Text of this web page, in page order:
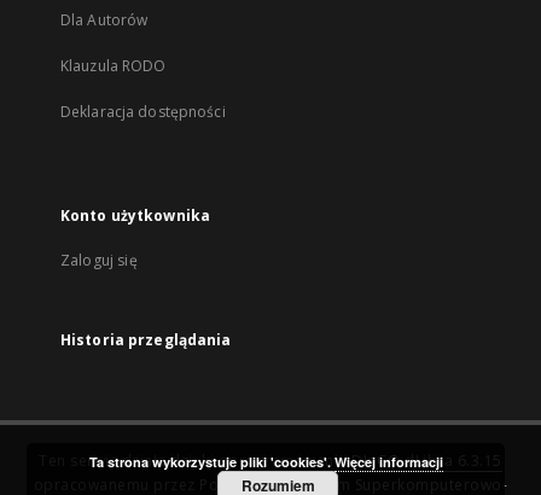
Dla Autorów
Klauzula RODO
Deklaracja dostępności
Konto użytkownika
Zaloguj się
Historia przeglądania
Ten serwis działa dzięki oprogramowaniuDInGO dLibra 6.3.15
Poznańskie Centrum Superkomputerowo-
Ta strona wykorzystuje pliki 'cookies'. Więcej informacji
Rozumiem